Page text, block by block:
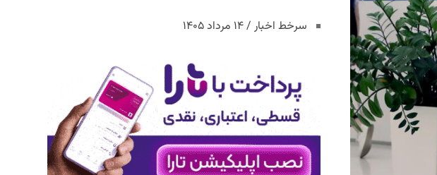
سرخط اخبار / ۱۴ مرداد ۱۴۰۵